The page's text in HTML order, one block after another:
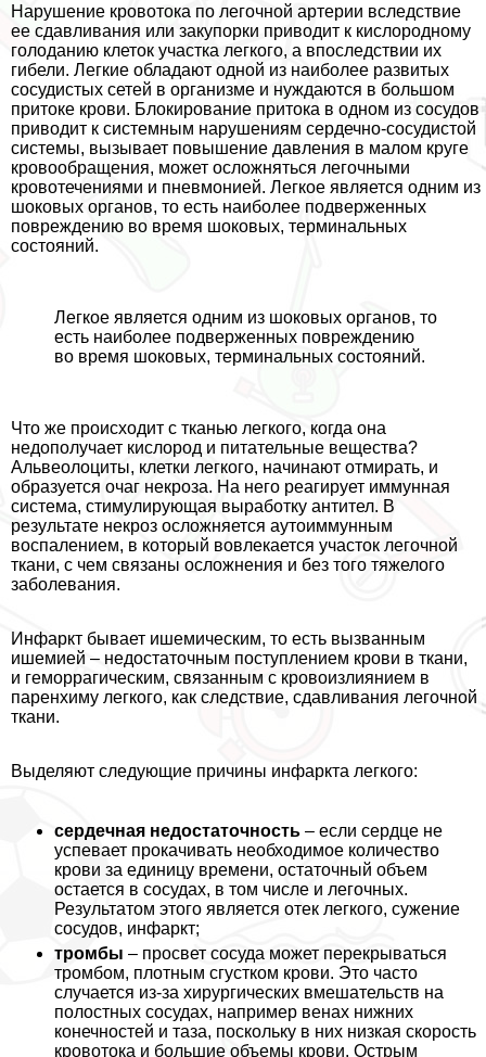
Нарушение кровотока по легочной артерии вследствие
ее сдавливания или закупорки приводит к кислородному
голоданию клеток участка легкого, а впоследствии их
гибели. Легкие обладают одной из наиболее развитых
сосудистых сетей в организме и нуждаются в большом
притоке крови. Блокирование притока в одном из сосудов
приводит к системным нарушениям сердечно-сосудистой
системы, вызывает повышение давления в малом круге
кровообращения, может осложняться легочными
кровотечениями и пневмонией. Легкое является одним из
шоковых органов, то есть наиболее подверженных
повреждению во время шоковых, терминальных
состояний.
Легкое является одним из шоковых органов, то
есть наиболее подверженных повреждению
во время шоковых, терминальных состояний.
Что же происходит с тканью легкого, когда она
недополучает кислород и питательные вещества?
Альвеолоциты, клетки легкого, начинают отмирать, и
образуется очаг некроза. На него реагирует иммунная
система, стимулирующая выработку антител. В
результате некроз осложняется аутоиммунным
воспалением, в который вовлекается участок легочной
ткани, с чем связаны осложнения и без того тяжелого
заболевания.
Инфаркт бывает ишемическим, то есть вызванным
ишемией – недостаточным поступлением крови в ткани,
и геморрагическим, связанным с кровоизлиянием в
паренхиму легкого, как следствие, сдавливания легочной
ткани.
Выделяют следующие причины инфаркта легкого:
сердечная недостаточность – если сердце не
успевает прокачивать необходимое количество
крови за единицу времени, остаточный объем
остается в сосудах, в том числе и легочных.
Результатом этого является отек легкого, сужение
сосудов, инфаркт;
тромбы – просвет сосуда может перекрываться
тромбом, плотным сгустком крови. Это часто
случается из-за хирургических вмешательств на
полостных сосудах, например венах нижних
конечностей и таза, поскольку в них низкая скорость
кровотока и большие объемы крови. Острым